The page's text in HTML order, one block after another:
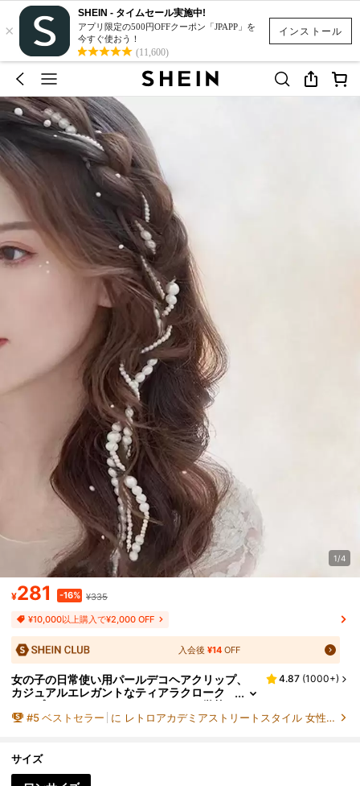
インストール
×
SHEIN - タイムセール実施中!
アプリ限定の500円OFFクーポン「JPAPP」を
今すぐ使おう！
(11,600)
1/4
¥281 -16% ¥335
¥10,000以上購入で¥2,000 OFF
入会後¥14 OFF
女の子の日常使い用パールデコヘアクリップ、
カジュアルエレガントなティアラクローク
リップ、ヘアクロー、ヘアバレット、学校
用品、パールヘアアクセサリー、ヘッドアクセ
4.87 (1000+)
#5 ベストセラー に レトロアカデミアストリートスタイル 女性のヘアアクセサリー
サイズ